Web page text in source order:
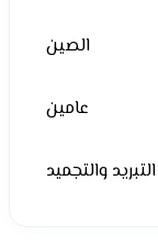
الصين
عامين
التبريد والتجميد